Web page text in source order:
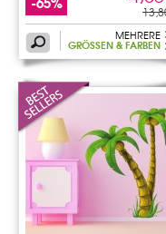
MEHRERE
GRÖSSEN & FARBEN